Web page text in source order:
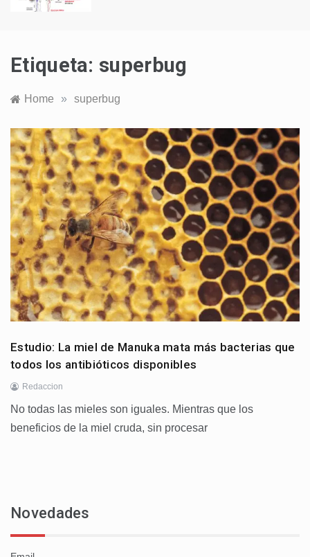
Etiqueta: superbug
Home » superbug
Estudio: La miel de Manuka mata más bacterias que
todos los antibióticos disponibles
Redaccion
No todas las mieles son iguales. Mientras que los
beneficios de la miel cruda, sin procesar
Novedades